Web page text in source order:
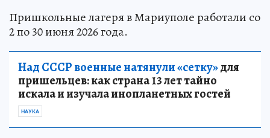
Пришкольные лагеря в Мариуполе работали со
2 по 30 июня 2026 года.
Над СССР военные натянули «сетку»для
пришельцев: как страна 13 лет тайно
искала и изучала инопланетных гостей
НАУКА